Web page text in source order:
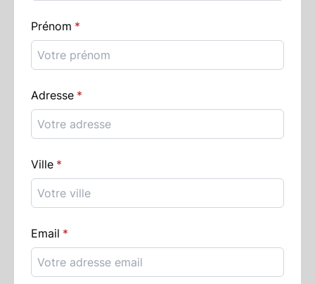
Prénom
Adresse
Ville
Email